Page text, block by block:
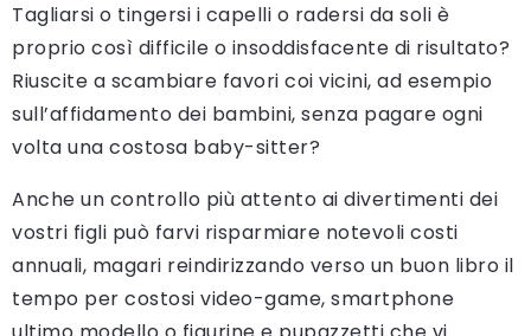
Tagliarsi o tingersi i capelli o radersi da soli è
proprio così difficile o insoddisfacente di risultato?
Riuscite a scambiare favori coi vicini, ad esempio
sull’affidamento dei bambini, senza pagare ogni
volta una costosa baby-sitter?
Anche un controllo più attento ai divertimenti dei
vostri figli può farvi risparmiare notevoli costi
annuali, magari reindirizzando verso un buon libro il
tempo per costosi video-game, smartphone